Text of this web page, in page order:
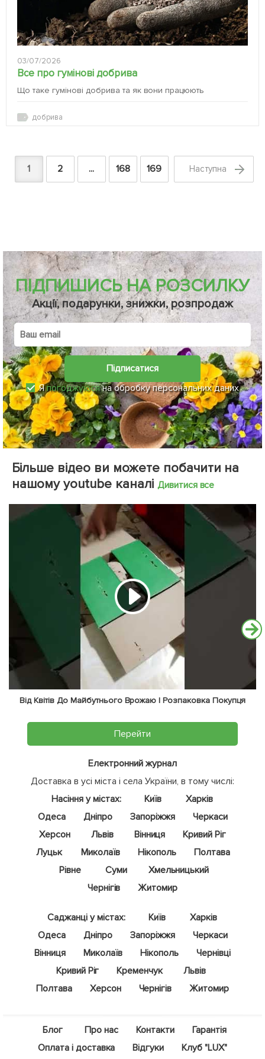
03/07/2026
Все про гумінові добрива
Що таке гумінові добрива та як вони працюють
добрива
1 2 ... 168 169 Наступна
ПІДПИШИСЬ НА РОЗСИЛКУ
Акції, подарунки, знижки, розпродаж
Підписатися
Япогоджуюсяна обробку персональних даних
Більше відео ви можете побачити на
нашому youtube каналі Дивитися все
Від Квітів До Майбутнього Врожаю | Розпаковка Покупця
Перейти
Електронний журнал
Доставка в усі міста і села України, в тому числі:
Насіння у містах:
Київ
Харків
Одеса
Дніпро Запоріжжя
Черкаси
Херсон
Львів Вінниця
Кривий Ріг
Луцьк
Миколаїв Нікополь
Полтава
Рівне
Суми
Хмельницький
Чернігів
Житомир
Саджанці у містах: Київ
Харків
Одеса
Дніпро Запоріжжя
Черкаси
Вінниця
Миколаїв Нікополь
Чернівці
Кривий Ріг
Кременчук
Львів
Полтава
Херсон Чернігів Житомир
Блог Про нас Контакти
Гарантія
Оплата і доставка
Відгуки
Клуб "LUX"